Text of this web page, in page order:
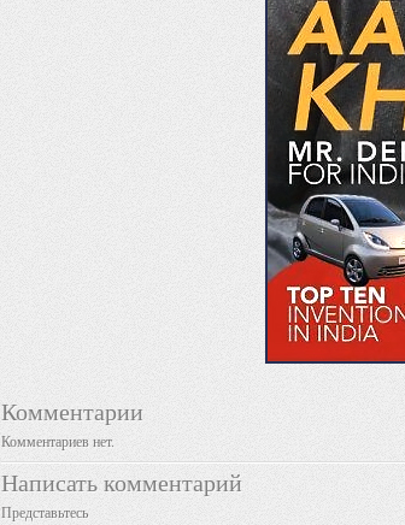
Комментарии
Комментариев нет.
Написать комментарий
Представьтесь